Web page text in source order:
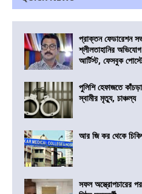
প্রাক্তন ফেডারেশন
শ্লীলতাহানির
আর্টিস্ট, ফেসবুক
পুলিশি হেফাজতে
স্বামীর মৃত্যু, চাঞ্চল্য
আর জি কর থেকে
সফল অস্ত্রোপচারের